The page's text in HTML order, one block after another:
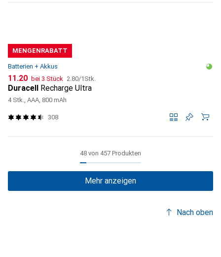
MENGENRABATT
Batterien + Akkus
CHF
11.20 bei 3 Stück CHF
2.80/1Stk.
Duracell Recharge Ultra
4 Stk., AAA, 800 mAh
308
48 von 457 Produkten
Mehr anzeigen
Nach oben